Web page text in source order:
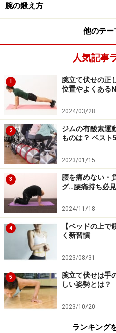
4.わき腹の肉をとっ
ドボディリフト」
出典： 男でも目指すはク
グ] All About
普段なかなか使うことのな
効果的に刺激する種目。同
す。左右10回ずつチャレンジ
5.1日5分で効果抜群
ゥフット」
出典： 夏までにメタボ腹
腕の鍛え方
他のテー
人気記事
1
腕立て伏せの正
位置やよくある
2024/03/28
2
ジムの有酸素運
ものは？ ベスト5
2023/01/15
3
腰を痛めない・
グ…腰痛持ち必見
2024/11/18
4
【ベッドの上
く新習慣
2023/08/31
5
腕立て伏せは手
しい姿勢とは？
2023/10/20
ランキング